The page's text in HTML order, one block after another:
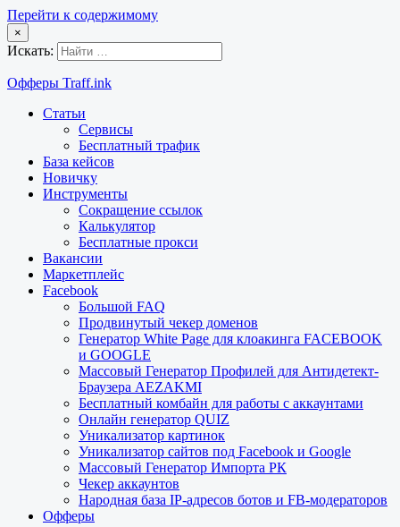
Перейти к содержимому
×
Искать:
Офферы Traff.ink
Статьи
Сервисы
Бесплатный трафик
База кейсов
Новичку
Инструменты
Сокращение ссылок
Калькулятор
Бесплатные прокси
Вакансии
Маркетплейс
Facebook
Большой FAQ
Продвинутый чекер доменов
Генератор White Page для клоакинга FACEBOOK
и GOOGLE
Массовый Генератор Профилей для Антидетект-
Браузера AEZAKMI
Бесплатный комбайн для работы с аккаунтами
Онлайн генератор QUIZ
Уникализатор картинок
Уникализатор сайтов под Facebook и Google
Массовый Генератор Импорта РК
Чекер аккаунтов
Народная база IP-адресов ботов и FB-модераторов
Офферы